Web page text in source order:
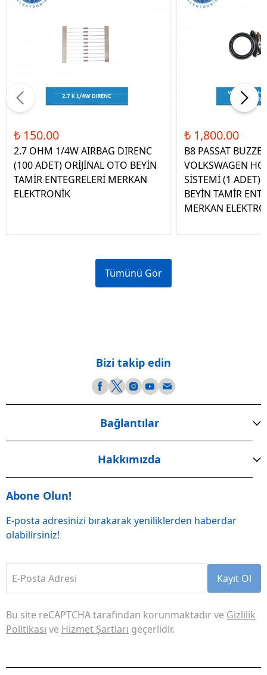
₺ 150.00
2.7 OHM 1/4W AIRBAG DIRENC
(100 ADET) ORİJİNAL OTO BEYİN
TAMİR ENTEGRELERİ MERKAN
ELEKTRONİK
₺ 1,800.00
B8 PASSAT
VOLKSWAGEN
SİSTEMİ (1 ADET)
BEYİN TAMİR
MERKAN
Tümünü Gör
Bizi takip edin
Bağlantılar
Hakkımızda
Abone Olun!
E-posta adresinizi bırakarak yeniliklerden haberdar
olabilirsiniz!
E-Posta Adresi Kayıt Ol
Bu site reCAPTCHA tarafından korunmaktadır ve Gizlilik
Politikası ve Hizmet Şartları geçerlidir.